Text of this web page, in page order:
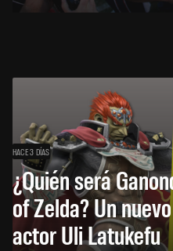
HACE 3 DÍAS
¿Quién será
of Zelda? Un
actor Uli Latukefu